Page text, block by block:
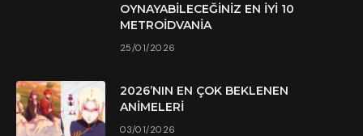
OYNAYABILECEĞINIZ EN İYI 10
METROIDVANIA
25/01/2026
2026’NIN EN ÇOK BEKLENEN
ANIMELERI
03/01/2026